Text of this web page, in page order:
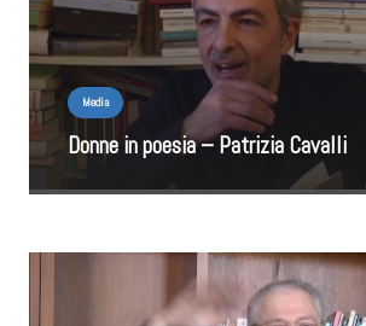
Media
Donne in poesia – Patrizia Cavalli